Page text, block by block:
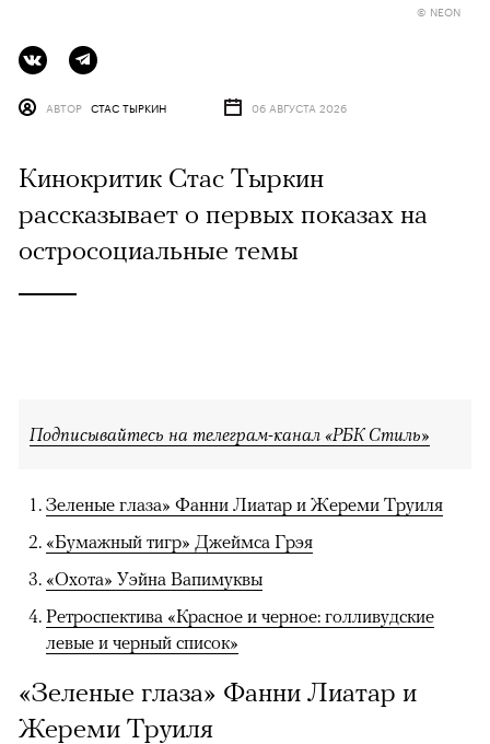
© NEON
АВТОР СТАС ТЫРКИН 06 АВГУСТА 2026
Кинокритик Стас Тыркин
рассказывает о первых показах на
остросоциальные темы
Подписывайтесь на телеграм-канал «РБК Стиль»
Зеленые глаза» Фанни Лиатар и Жереми Труиля
«Бумажный тигр» Джеймса Грэя
«Охота» Уэйна Вапимуквы
Ретроспектива «Красное и черное: голливудские
левые и черный список»
«Зеленые глаза» Фанни Лиатар и
Жереми Труиля